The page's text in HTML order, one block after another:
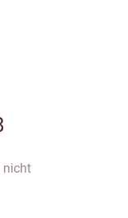
nicht